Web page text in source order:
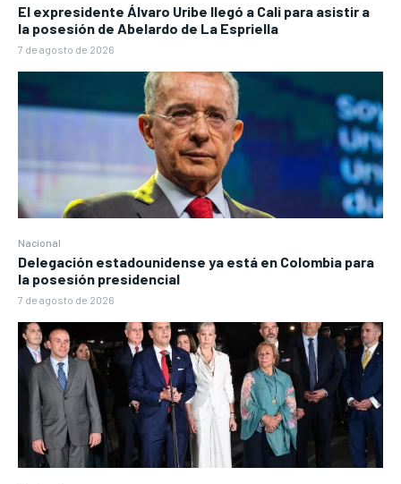
El expresidente Álvaro Uribe llegó a Cali para asistir a
la posesión de Abelardo de La Espriella
7 de agosto de 2026
Nacional
Delegación estadounidense ya está en Colombia para
la posesión presidencial
7 de agosto de 2026